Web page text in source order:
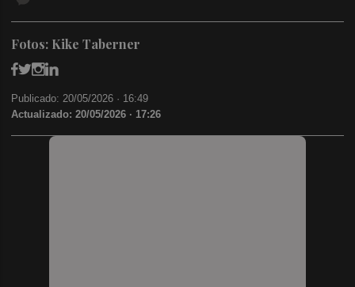
Fotos: Kike Taberner
Publicado: 20/05/2026 · 16:49
Actualizado: 20/05/2026 · 17:26